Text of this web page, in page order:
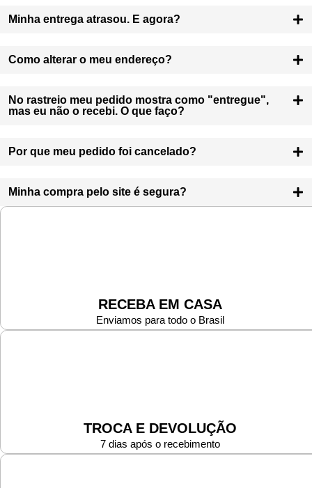
Minha entrega atrasou. E agora?
Como alterar o meu endereço?
No rastreio meu pedido mostra como "entregue",
mas eu não o recebi. O que faço?
Por que meu pedido foi cancelado?
Minha compra pelo site é segura?
RECEBA EM CASA
Enviamos para todo o Brasil
TROCA E DEVOLUÇÃO
7 dias após o recebimento